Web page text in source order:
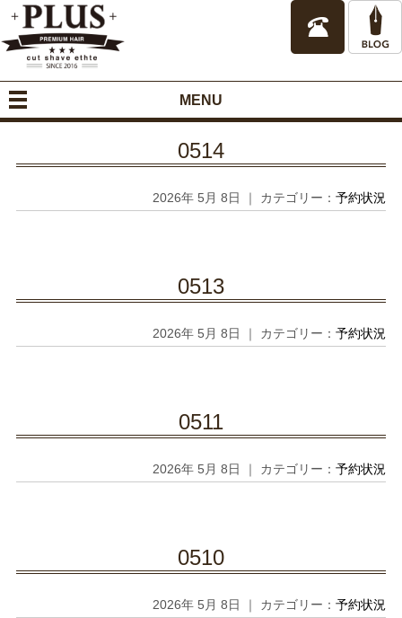
MENU
0514
2026年 5月 8日 ｜ カテゴリー：予約状況
0513
2026年 5月 8日 ｜ カテゴリー：予約状況
0511
2026年 5月 8日 ｜ カテゴリー：予約状況
0510
2026年 5月 8日 ｜ カテゴリー：予約状況